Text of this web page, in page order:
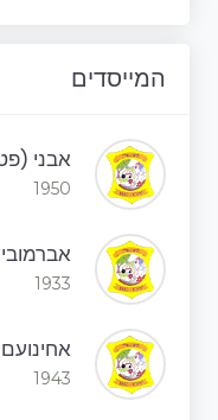
המייסדים
אבני
1950
1933
1943